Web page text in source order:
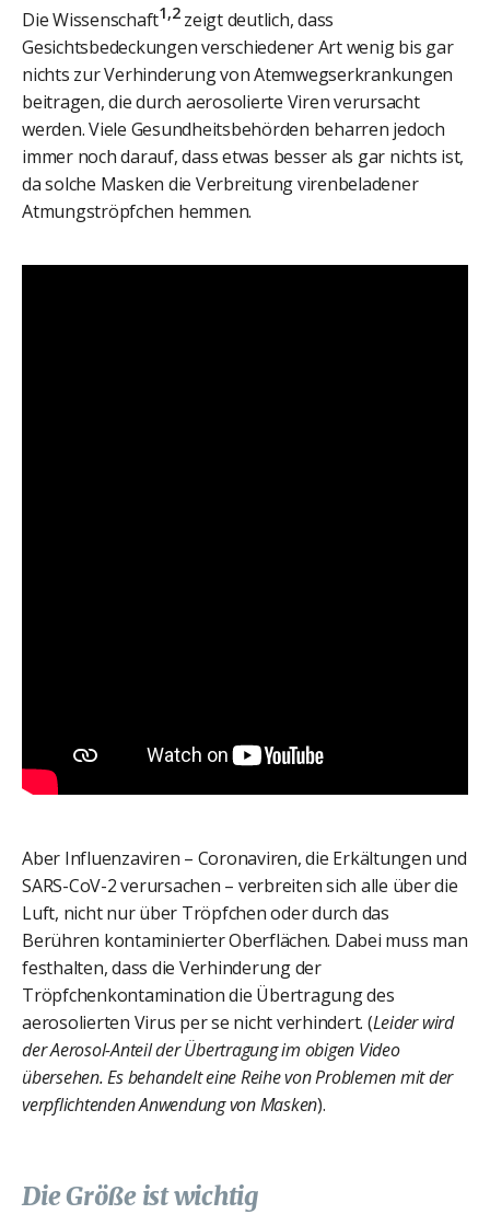
Die Wissenschaft1,2zeigt deutlich, dass
Gesichtsbedeckungen verschiedener Art wenig bis gar
nichts zur Verhinderung von Atemwegserkrankungen
beitragen, die durch aerosolierte Viren verursacht
werden. Viele Gesundheitsbehörden beharren jedoch
immer noch darauf, dass etwas besser als gar nichts ist,
da solche Masken die Verbreitung virenbeladener
Atmungströpfchen hemmen.
Aber Influenzaviren – Coronaviren, die Erkältungen und
SARS-CoV-2 verursachen – verbreiten sich alle über die
Luft, nicht nur über Tröpfchen oder durch das
Berühren kontaminierter Oberflächen. Dabei muss man
festhalten, dass die Verhinderung der
Tröpfchenkontamination die Übertragung des
aerosolierten Virus per se nicht verhindert. (Leider wird
der Aerosol-Anteil der Übertragung im obigen Video
übersehen. Es behandelt eine Reihe von Problemen mit der
verpflichtenden Anwendung von Masken).
Die Größe ist wichtig